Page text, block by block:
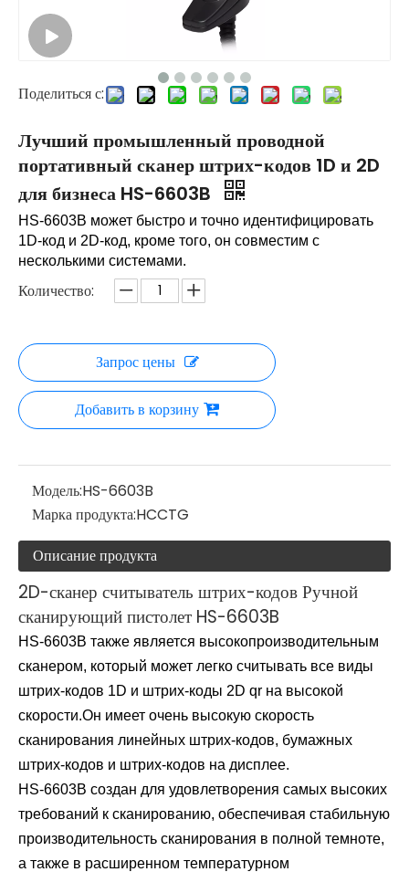
Поделиться с:
Лучший промышленный проводной
портативный сканер штрих-кодов 1D и 2D
для бизнеса HS-6603B
HS-6603B может быстро и точно идентифицировать
1D-код и 2D-код, кроме того, он совместим с
несколькими системами.
Количество:
Запрос цены
Добавить в корзину
Модель:HS-6603B
Марка продукта:HCCTG
Описание продукта
2D-сканер считыватель штрих-кодов Ручной
сканирующий пистолет HS-6603B
HS-6603B также является высокопроизводительным
сканером, который может легко считывать все виды
штрих-кодов 1D и штрих-коды 2D qr на высокой
скорости.Он имеет очень высокую скорость
сканирования линейных штрих-кодов, бумажных
штрих-кодов и штрих-кодов на дисплее.
HS-6603B создан для удовлетворения самых высоких
требований к сканированию, обеспечивая стабильную
производительность сканирования в полной темноте,
а также в расширенном температурном